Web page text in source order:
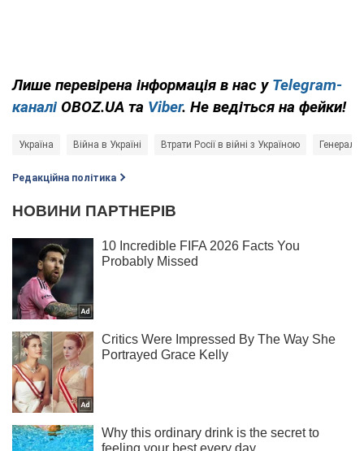
Лише перевірена інформація в нас у Telegram-
каналі OBOZ.UA та Viber. Не ведіться на фейки!
Україна Війна в Україні Втрати Росії в війні з Україною
Редакційна політика